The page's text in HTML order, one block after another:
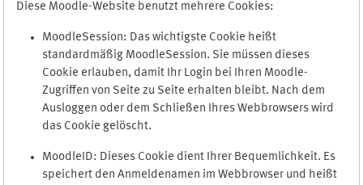
Diese Moodle-Website benutzt mehrere Cookies:
MoodleSession: Das wichtigste Cookie heißt
standardmäßig MoodleSession. Sie müssen dieses
Cookie erlauben, damit Ihr Login bei Ihren Moodle-
Zugriffen von Seite zu Seite erhalten bleibt. Nach dem
Ausloggen oder dem Schließen Ihres Webbrowsers wird
das Cookie gelöscht.
MoodleID: Dieses Cookie dient Ihrer Bequemlichkeit. Es
speichert den Anmeldenamen im Webbrowser und heißt